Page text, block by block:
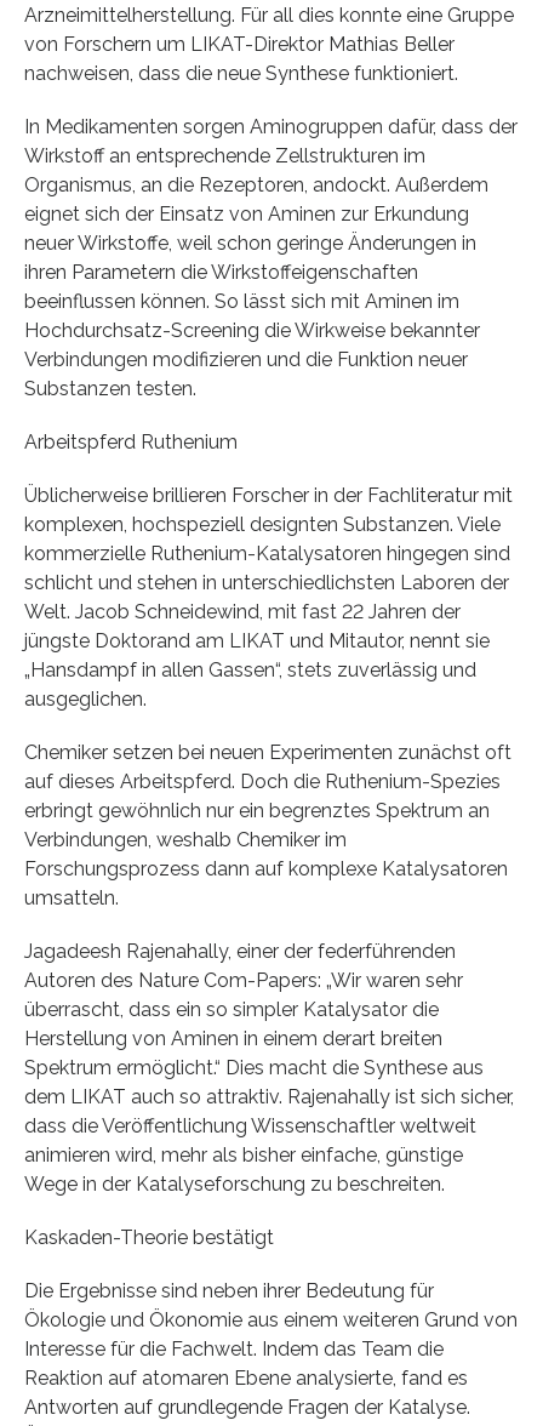
Arzneimittelherstellung. Für all dies konnte eine Gruppe
von Forschern um LIKAT-Direktor Mathias Beller
nachweisen, dass die neue Synthese funktioniert.
In Medikamenten sorgen Aminogruppen dafür, dass der
Wirkstoff an entsprechende Zellstrukturen im
Organismus, an die Rezeptoren, andockt. Außerdem
eignet sich der Einsatz von Aminen zur Erkundung
neuer Wirkstoffe, weil schon geringe Änderungen in
ihren Parametern die Wirkstoffeigenschaften
beeinflussen können. So lässt sich mit Aminen im
Hochdurchsatz-Screening die Wirkweise bekannter
Verbindungen modifizieren und die Funktion neuer
Substanzen testen.
Arbeitspferd Ruthenium
Üblicherweise brillieren Forscher in der Fachliteratur mit
komplexen, hochspeziell designten Substanzen. Viele
kommerzielle Ruthenium-Katalysatoren hingegen sind
schlicht und stehen in unterschiedlichsten Laboren der
Welt. Jacob Schneidewind, mit fast 22 Jahren der
jüngste Doktorand am LIKAT und Mitautor, nennt sie
„Hansdampf in allen Gassen“, stets zuverlässig und
ausgeglichen.
Chemiker setzen bei neuen Experimenten zunächst oft
auf dieses Arbeitspferd. Doch die Ruthenium-Spezies
erbringt gewöhnlich nur ein begrenztes Spektrum an
Verbindungen, weshalb Chemiker im
Forschungsprozess dann auf komplexe Katalysatoren
umsatteln.
Jagadeesh Rajenahally, einer der federführenden
Autoren des Nature Com-Papers: „Wir waren sehr
überrascht, dass ein so simpler Katalysator die
Herstellung von Aminen in einem derart breiten
Spektrum ermöglicht.“ Dies macht die Synthese aus
dem LIKAT auch so attraktiv. Rajenahally ist sich sicher,
dass die Veröffentlichung Wissenschaftler weltweit
animieren wird, mehr als bisher einfache, günstige
Wege in der Katalyseforschung zu beschreiten.
Kaskaden-Theorie bestätigt
Die Ergebnisse sind neben ihrer Bedeutung für
Ökologie und Ökonomie aus einem weiteren Grund von
Interesse für die Fachwelt. Indem das Team die
Reaktion auf atomaren Ebene analysierte, fand es
Antworten auf grundlegende Fragen der Katalyse.